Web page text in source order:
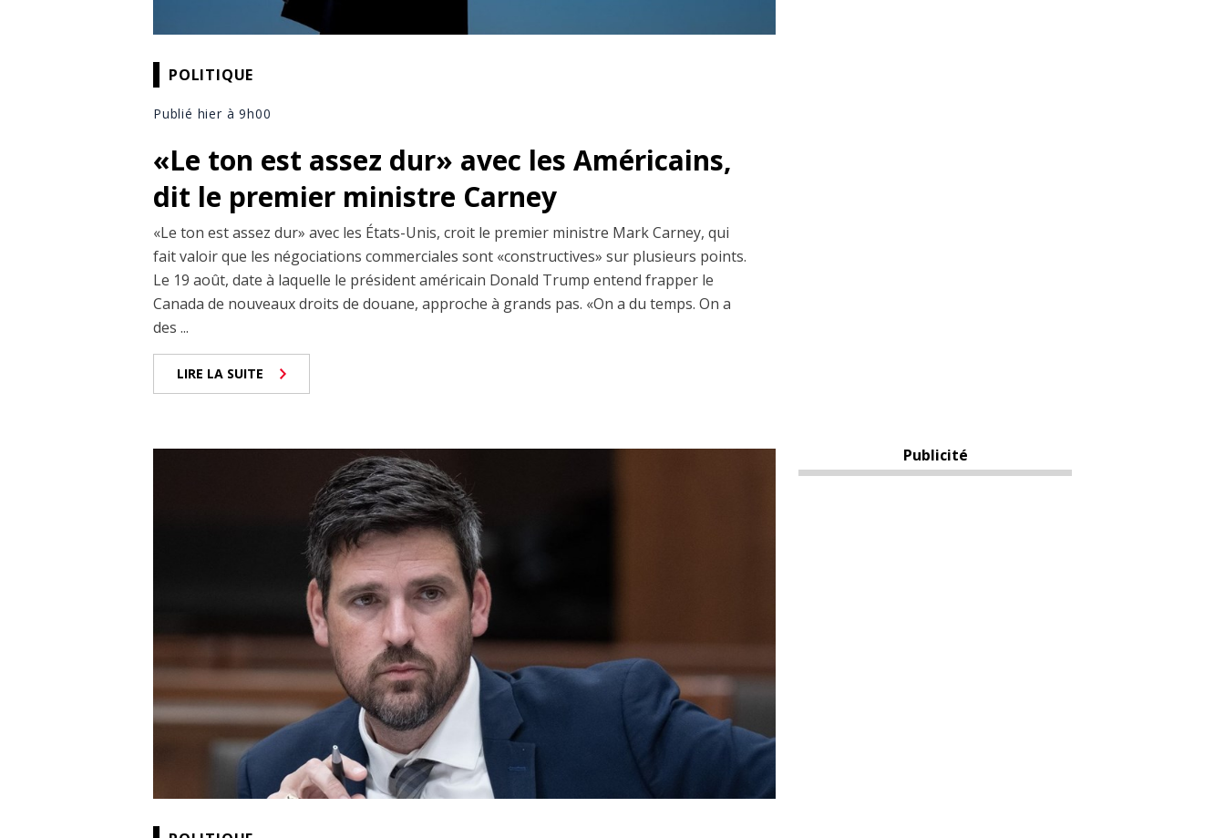
POLITIQUE
Publié hier à 9h00
«Le ton est assez dur» avec les Américains,
dit le premier ministre Carney
«Le ton est assez dur» avec les États-Unis, croit le premier ministre Mark Carney, qui
fait valoir que les négociations commerciales sont «constructives» sur plusieurs points.
Le 19 août, date à laquelle le président américain Donald Trump entend frapper le
Canada de nouveaux droits de douane, approche à grands pas. «On a du temps. On a
des ...
LIRE LA SUITE
Publicité